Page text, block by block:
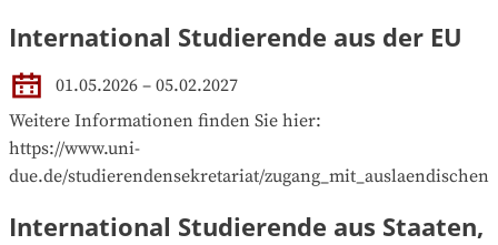
International Studierende aus der EU
01.05.2026 – 05.02.2027
Weitere Informationen finden Sie hier:
https://www.uni-
due.de/studierendensekretariat/
International Studierende aus Staaten,